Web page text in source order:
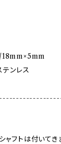
18mm×5mm
ンレス
フトは付いてき